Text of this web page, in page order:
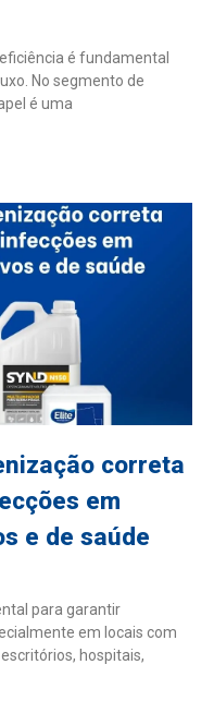
é fundamental
No segmento de
é uma
correta
em
e de saúde
para garantir
em locais com
hospitais,